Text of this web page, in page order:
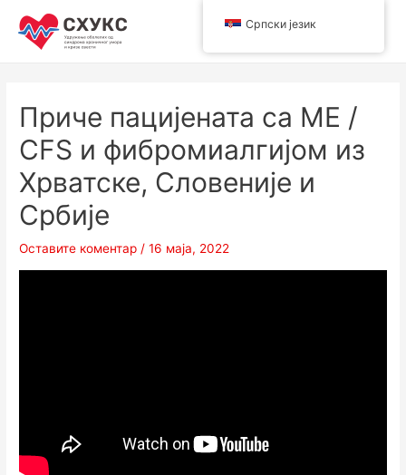
садржај
Main
Приче пацијената са ME /
CFS и фибромиалгијом из
Хрватске, Словеније и
Србије
Оставите коментар /16 маја, 2022
Српски језик